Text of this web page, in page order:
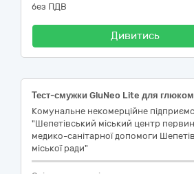
без ПДВ
Дивитись
Комунальне некомерційне
"Шепетівський міський центр
медико-санітарної допомоги
міської ради"